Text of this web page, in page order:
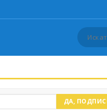
ДА,